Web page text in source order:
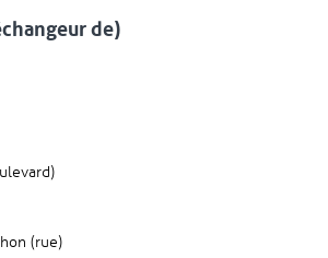
de)
(rue)